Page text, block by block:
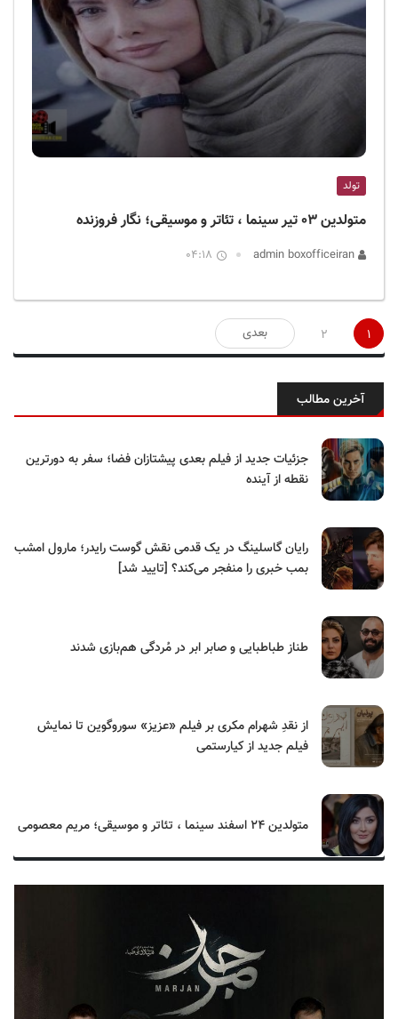
تولد
متولدین ۰۳ تیر سینما ، تئاتر و موسیقی؛ نگار فروزنده
04:18
صفحه‌بندی
نوشته‌ها
1
2 بعدی
آخرین مطالب
جزئیات جدید از فیلم بعدی پیشتازان فضا؛ سفر به دورترین
نقطه از آینده
رایان گاسلینگ در یک قدمی نقش گوست رایدر؛ مارول امشب
بمب خبری را منفجر می‌کند؟ [تایید شد]
طناز طباطبایی و صابر ابر در مُردگی هم‌بازی شدند
از نقدِ شهرام مکری بر فیلم «عزیز» سوروگوین تا نمایش
فیلم جدید از کیارستمی
متولدین ۲۴ اسفند سینما ، تئاتر و موسیقی؛ مریم معصومی